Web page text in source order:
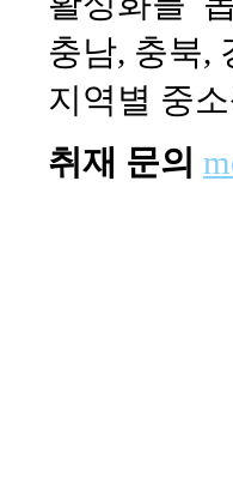
충남, 충북,
지역별 중
취재 문의